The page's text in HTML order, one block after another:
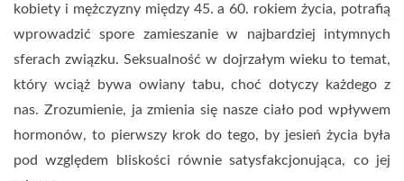
kobiety i mężczyzny między 45. a 60. rokiem życia, potrafią
wprowadzić spore zamieszanie w najbardziej intymnych
sferach związku. Seksualność w dojrzałym wieku to temat,
który wciąż bywa owiany tabu, choć dotyczy każdego z
nas. Zrozumienie, ja zmienia się nasze ciało pod wpływem
hormonów, to pierwszy krok do tego, by jesień życia była
pod względem bliskości równie satysfakcjonująca, co jej